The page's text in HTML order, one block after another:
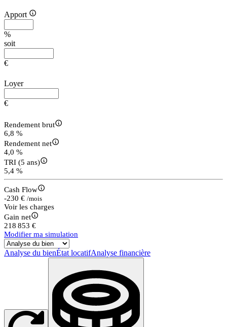
Apport
%
soit
€
Loyer
€
Rendement brut
6,8 %
Rendement net
4,0 %
TRI (5 ans)
5,4 %
Cash Flow
-230 € /mois
Voir les charges
Gain net
218 853 €
Modifier ma simulation
Analyse du bienÉtat locatifAnalyse financière